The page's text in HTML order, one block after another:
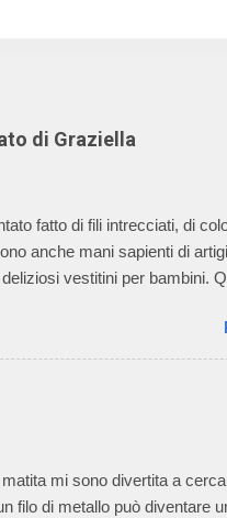
di Graziella
fatto di fili intrecciati, di
anche mani sapienti di
vestitini per bambini.
Graziella, Il Neonato di
suo mondo incantato ha
dei capi dell’azienda
pezzo del prodotto già
parti per poi assemblarle.
mi sono divertita a
filo di metallo può diventare